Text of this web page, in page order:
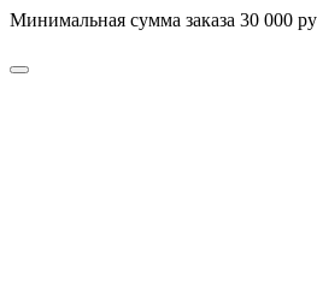
Минимальная сумма заказа 30 000